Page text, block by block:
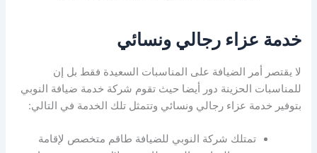
خدمة عزاء رجالي ونسائي
لا يقتصر أمر الضيافة على المناسبات السعيدة فقط بل إن
للمناسبات الحزينة دور أيضا حيث تقوم شركة خدمة ضيافة النوبي
بتوفير خدمة عزاء رجالي ونسائي وتتمثل تلك الخدمة في التالي:
تمتلك شركة النوبي للضيافة طاقم متخصص لإقامة